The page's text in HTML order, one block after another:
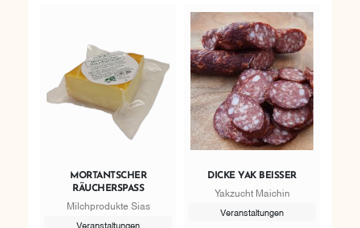
MORTANTSCHER
RÄUCHERSPASS
Milchprodukte Sias
Veranstaltungen
DICKE YAK BEISSER
Yakzucht Maichin
Veranstaltungen